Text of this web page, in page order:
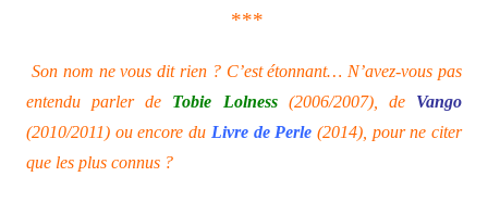
***
Son nom ne vous dit rien ? C’est étonnant… N’avez-vous pas
entendu parler de Tobie Lolness(2006/2007), de Vango
(2010/2011) ou encore du Livre de Perle (2014), pour ne citer
que les plus connus ?